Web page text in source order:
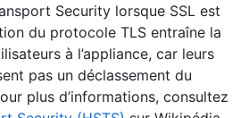
Security lorsque SSL est
du protocole TLS entraîne la
à l’appliance, car leurs
pas un déclassement du
plus d’informations, consultez